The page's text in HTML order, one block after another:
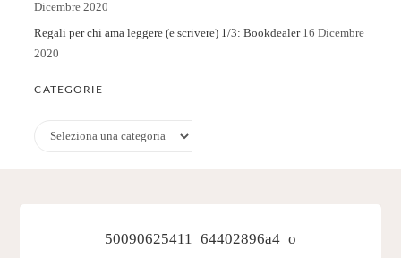
Dicembre 2020
Regali per chi ama leggere (e scrivere) 1/3: Bookdealer 16 Dicembre
2020
CATEGORIE
Categorie
50090625411_64402896a4_o